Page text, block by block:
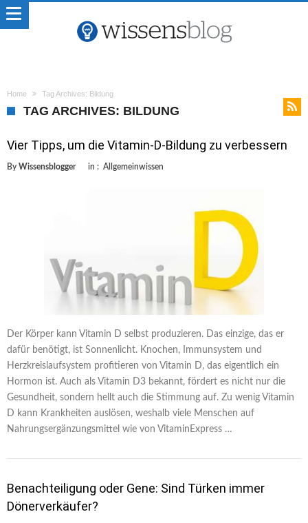
Home Tag Archives: Bildung
TAG ARCHIVES: BILDUNG
Vier Tipps, um die Vitamin-D-Bildung zu verbessern
By Wissensblogger in : Allgemeinwissen
Der Körper kann Vitamin D selbst produzieren. Das einzige, das er
dafür benötigt, ist Sonnenlicht. Knochen, Immunsystem und
Herzkreislaufsystem profitieren von Vitamin D, das eigentlich ein
Hormon ist. Auch als Vitamin D3 bekannt, fördert es nicht nur die
Gesundheit, sondern hellt auch die Stimmung auf. Zu wenig Vitamin
D kann Krankheiten auslösen, weshalb viele Menschen auf
Nahrungsergänzungsmittel wie von VitaminExpress …
Benachteiligung oder Gene: Sind Türken immer
Dönerverkäufer?